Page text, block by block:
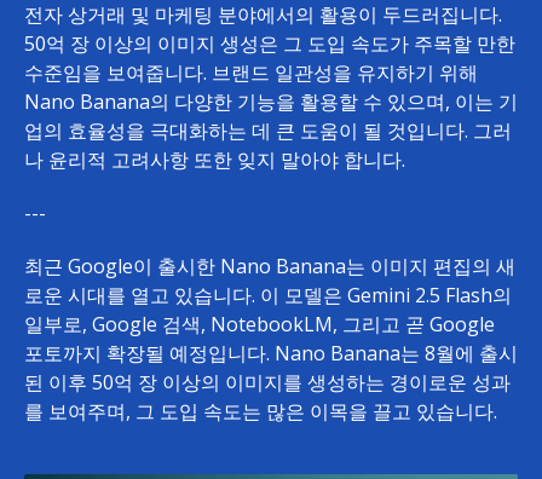
전자 상거래 및 마케팅 분야에서의 활용이 두드러집니다.
50억 장 이상의 이미지 생성은 그 도입 속도가 주목할 만한
수준임을 보여줍니다. 브랜드 일관성을 유지하기 위해
Nano Banana의 다양한 기능을 활용할 수 있으며, 이는 기
업의 효율성을 극대화하는 데 큰 도움이 될 것입니다. 그러
나 윤리적 고려사항 또한 잊지 말아야 합니다.
---
최근 Google이 출시한 Nano Banana는 이미지 편집의 새
로운 시대를 열고 있습니다. 이 모델은 Gemini 2.5 Flash의
일부로, Google 검색, NotebookLM, 그리고 곧 Google
포토까지 확장될 예정입니다. Nano Banana는 8월에 출시
된 이후 50억 장 이상의 이미지를 생성하는 경이로운 성과
를 보여주며, 그 도입 속도는 많은 이목을 끌고 있습니다.